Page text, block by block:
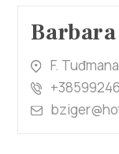
F.